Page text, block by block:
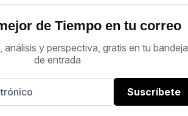
de Tiempo en tu correo
análisis y perspectiva, gratis en tu bandeja
de entrada
Suscríbete